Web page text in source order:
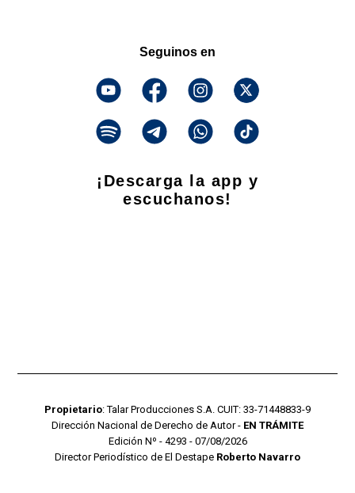
Seguinos en
¡Descarga la app y
escuchanos!
Propietario: Talar Producciones S.A. CUIT: 33-71448833-9
Dirección Nacional de Derecho de Autor - EN TRÁMITE
Edición Nº - 4293 - 07/08/2026
Director Periodístico de El Destape Roberto Navarro